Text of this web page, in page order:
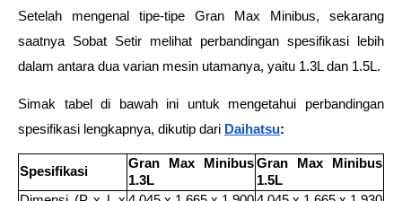
Setelah mengenal tipe-tipe Gran Max Minibus, sekarang
saatnya Sobat Setir melihat perbandingan spesifikasi lebih
dalam antara dua varian mesin utamanya, yaitu 1.3L dan 1.5L.
Simak tabel di bawah ini untuk mengetahui perbandingan
spesifikasi lengkapnya, dikutip dari Daihatsu:
Spesifikasi
Gran Max Minibus
1.3L
Gran Max Minibus
1.5L